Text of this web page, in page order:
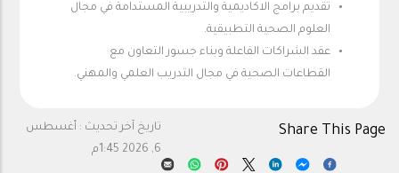
تقديم برامج الاكاديمية والتدريبية المستدامة في مجال
العلوم الصحية التطبيقية.
عقد الشراكات الفاعلة وبناء جسور التعاون مع
القطاعات الصحية في مجال التدريب العلمي والمهني.
تاريخ آخر تحديث : أغسطس
6, 2026 1:45م
Share This Page